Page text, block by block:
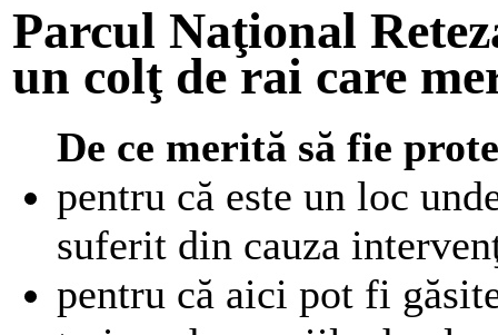
Parcul Naţional
un colţ de rai care
De ce merită să fie
pentru că este un loc
suferit din cauza
pentru că aici pot fi